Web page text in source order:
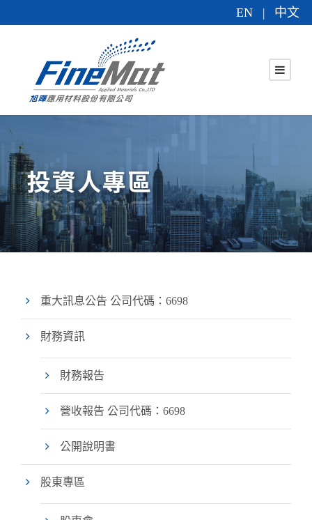
EN | 中文
重大訊息公告 公司代碼：6698
財務資訊
財務報告
營收報告 公司代碼：6698
公開說明書
股東專區